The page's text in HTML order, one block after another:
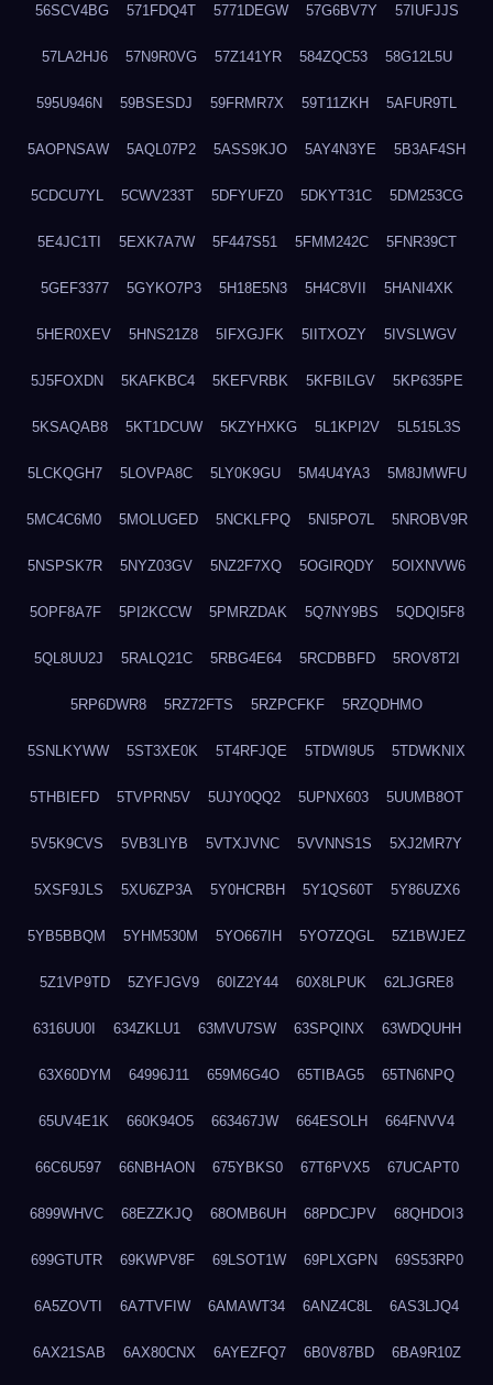
56SCV4BG 571FDQ4T 5771DEGW 57G6BV7Y 57IUFJJS
57LA2HJ6 57N9R0VG 57Z141YR 584ZQC53 58G12L5U
595U946N 59BSESDJ 59FRMR7X 59T11ZKH 5AFUR9TL
5AOPNSAW 5AQL07P2 5ASS9KJO 5AY4N3YE 5B3AF4SH
5CDCU7YL 5CWV233T 5DFYUFZ0 5DKYT31C 5DM253CG
5E4JC1TI 5EXK7A7W 5F447S51 5FMM242C 5FNR39CT
5GEF3377 5GYKO7P3 5H18E5N3 5H4C8VII 5HANI4XK
5HER0XEV 5HNS21Z8 5IFXGJFK 5IITXOZY 5IVSLWGV
5J5FOXDN 5KAFKBC4 5KEFVRBK 5KFBILGV 5KP635PE
5KSAQAB8 5KT1DCUW 5KZYHXKG 5L1KPI2V 5L515L3S
5LCKQGH7 5LOVPA8C 5LY0K9GU 5M4U4YA3 5M8JMWFU
5MC4C6M0 5MOLUGED 5NCKLFPQ 5NI5PO7L 5NROBV9R
5NSPSK7R 5NYZ03GV 5NZ2F7XQ 5OGIRQDY 5OIXNVW6
5OPF8A7F 5PI2KCCW 5PMRZDAK 5Q7NY9BS 5QDQI5F8
5QL8UU2J 5RALQ21C 5RBG4E64 5RCDBBFD 5ROV8T2I
5RP6DWR8 5RZ72FTS 5RZPCFKF 5RZQDHMO
5SNLKYWW 5ST3XE0K 5T4RFJQE 5TDWI9U5 5TDWKNIX
5THBIEFD 5TVPRN5V 5UJY0QQ2 5UPNX603 5UUMB8OT
5V5K9CVS 5VB3LIYB 5VTXJVNC 5VVNNS1S 5XJ2MR7Y
5XSF9JLS 5XU6ZP3A 5Y0HCRBH 5Y1QS60T 5Y86UZX6
5YB5BBQM 5YHM530M 5YO667IH 5YO7ZQGL 5Z1BWJEZ
5Z1VP9TD 5ZYFJGV9 60IZ2Y44 60X8LPUK 62LJGRE8
6316UU0I 634ZKLU1 63MVU7SW 63SPQINX 63WDQUHH
63X60DYM 64996J11 659M6G4O 65TIBAG5 65TN6NPQ
65UV4E1K 660K94O5 663467JW 664ESOLH 664FNVV4
66C6U597 66NBHAON 675YBKS0 67T6PVX5 67UCAPT0
6899WHVC 68EZZKJQ 68OMB6UH 68PDCJPV 68QHDOI3
699GTUTR 69KWPV8F 69LSOT1W 69PLXGPN 69S53RP0
6A5ZOVTI 6A7TVFIW 6AMAWT34 6ANZ4C8L 6AS3LJQ4
6AX21SAB 6AX80CNX 6AYEZFQ7 6B0V87BD 6BA9R10Z